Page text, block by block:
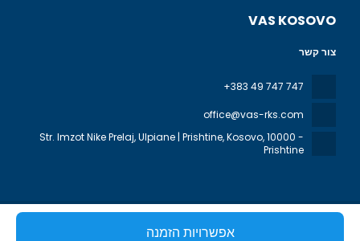
אפשרויות הזמנה
VAS KOSOVO
צור קשר
+383 49 747 747
office@vas-rks.com
Str. Imzot Nike Prelaj, Ulpiane | Prishtine, Kosovo, 10000 -
Prishtine